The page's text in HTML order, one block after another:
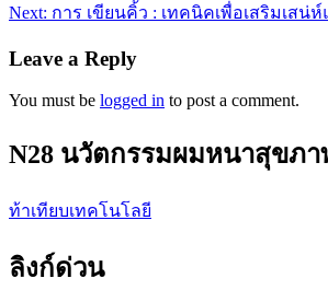
Next: การ เขียนคิ้ว : เทคนิคเพื่อเสริมเสน่
Leave a Reply
You must be logged in to post a comment.
N28 นวัตกรรมผมหนาสุขภ
ท้าเทียบเทคโนโลยี
ลิงก์ด่วน